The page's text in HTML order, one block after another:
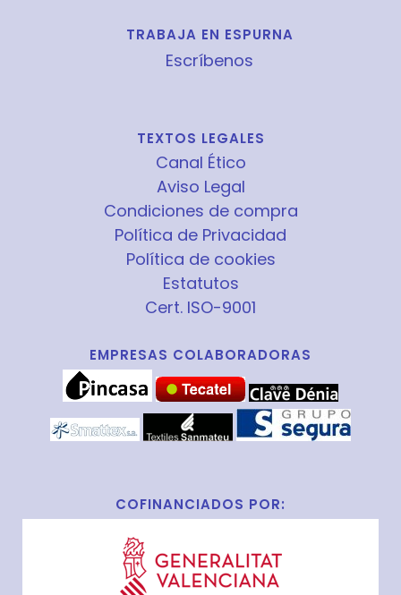
TRABAJA EN ESPURNA
Escríbenos
TEXTOS LEGALES
Canal Ético
Aviso Legal
Condiciones de compra
Política de Privacidad
Política de cookies
Estatutos
Cert. ISO-9001
EMPRESAS COLABORADORAS
COFINANCIADOS POR: